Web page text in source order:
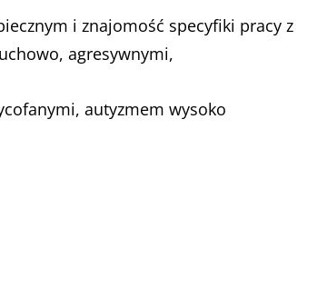
i znajomość specyfiki pracy z
agresywnymi,
autyzmem wysoko